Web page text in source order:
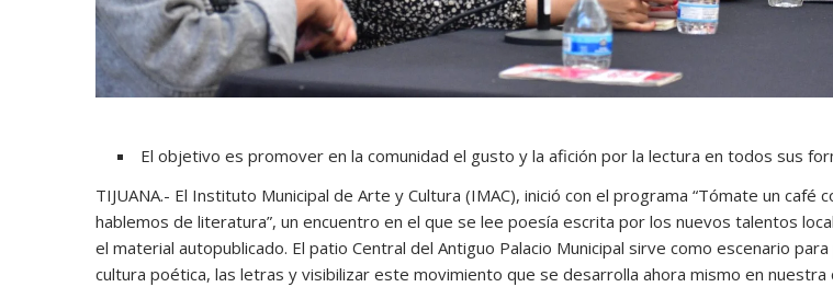
El objetivo es promover en la comunidad el gusto y la afición por la lectura en todos sus
TIJUANA.- El Instituto Municipal de Arte y Cultura (IMAC), inició con el programa “Tómate un café
hablemos de literatura”, un encuentro en el que se lee poesía escrita por los nuevos talentos
el material autopublicado. El patio Central del Antiguo Palacio Municipal sirve como escenario
cultura poética, las letras y visibilizar este movimiento que se desarrolla ahora mismo en nuestra